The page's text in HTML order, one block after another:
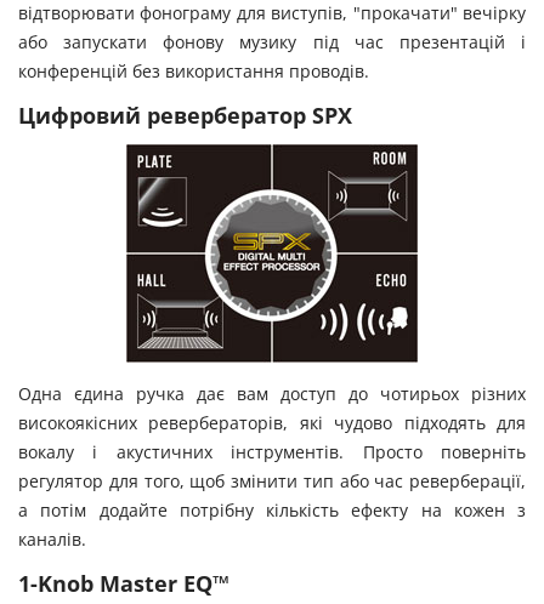
відтворювати фонограму для виступів, "прокачати" вечірку
або запускати фонову музику під час презентацій і
конференцій без використання проводів.
Цифровий ревербератор SPX
Одна єдина ручка дає вам доступ до чотирьох різних
високоякісних ревербераторів, які чудово підходять для
вокалу і акустичних інструментів. Просто поверніть
регулятор для того, щоб змінити тип або час реверберації,
а потім додайте потрібну кількість ефекту на кожен з
каналів.
1-Knob Master EQ™